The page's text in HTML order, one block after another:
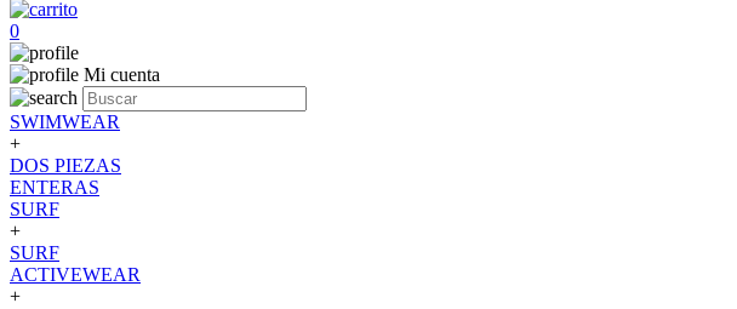
0
Mi cuenta
SWIMWEAR
+
DOS PIEZAS
ENTERAS
SURF
+
SURF
ACTIVEWEAR
+